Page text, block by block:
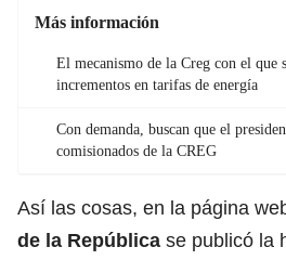
Más información
El mecanismo de la Creg con el que
incrementos en tarifas de energía
Con demanda, buscan que el
comisionados de la CREG
Así las cosas, en la página
de la República se publicó la